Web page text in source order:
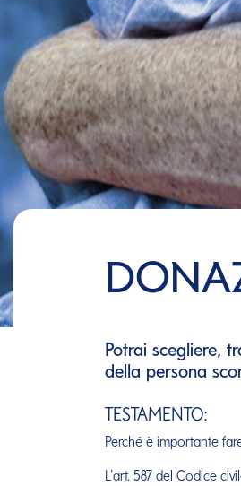
Potrai scegliere,
della persona
TESTAMENTO:
Perché è importante
L’art. 587 del Codice